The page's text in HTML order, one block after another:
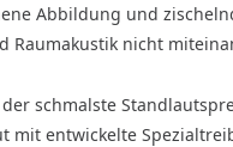
Abbildung und
Raumakustik nicht
der schmalste
mit entwickelte